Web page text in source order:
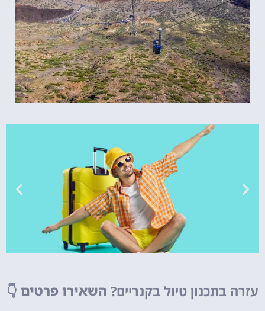
מציאת
עזרה בתכנון טיול בקנריים? השאירו פרטים 👇